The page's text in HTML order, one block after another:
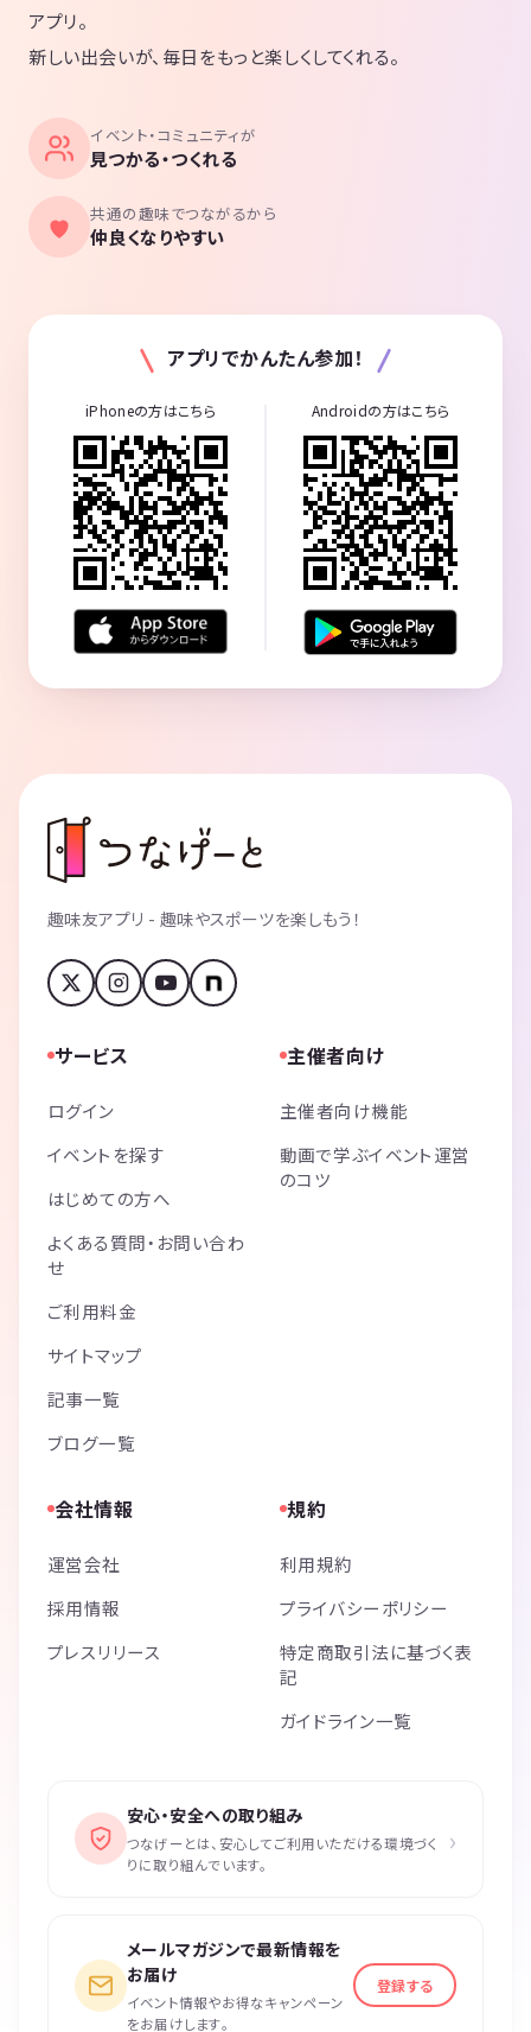
アプリ。
新しい出会いが、毎日をもっと楽しくしてくれる。
イベント・コミュニティが
見つかる・つくれる
共通の趣味でつながるから
仲良くなりやすい
アプリでかんたん参加！
iPhoneの方はこちら Androidの方はこちら
趣味友アプリ - 趣味やスポーツを楽しもう！
サービス
ログイン
イベントを探す
はじめての方へ
よくある質問・お問い合わ
せ
ご利用料金
サイトマップ
記事一覧
ブログ一覧
主催者向け
主催者向け機能
動画で学ぶイベント運営
のコツ
会社情報
運営会社
採用情報
プレスリリース
規約
利用規約
プライバシーポリシー
特定商取引法に基づく表
記
ガイドライン一覧
安心・安全への取り組み
つなげーとは、安心してご利用いただける環境づく
りに取り組んでいます。
›
メールマガジンで最新情報を
お届け
イベント情報やお得なキャンペーン
をお届けします。
登録する